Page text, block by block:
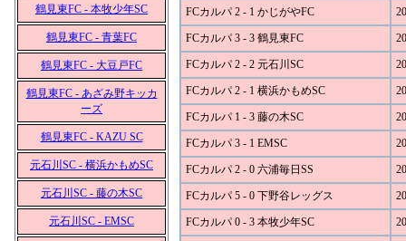
鶴見東FC - 本牧少年SC
鶴見東FC - 青葉FC
鶴見東FC - 大豆戸FC
鶴見東FC - あざみ野キッカ
ーズ
鶴見東FC - KAZU SC
元石川SC - 横浜かもめSC
元石川SC - 藤の木SC
元石川SC - EMSC
FCカルパ 2 - 1 かじがやFC
FCカルパ 3 - 3 鶴見東FC
FCカルパ 2 - 2 元石川SC
FCカルパ 2 - 1 横浜かもめSC
FCカルパ 1 - 3 藤の木SC
FCカルパ 3 - 1 EMSC
FCカルパ 2 - 0 六浦毎日SS
FCカルパ 5 - 0 下野谷レッグス
FCカルパ 0 - 3 本牧少年SC